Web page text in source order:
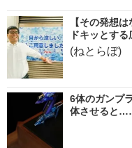
【その発想
ドキッとする
(ねとらぼ)
6体のガンプ
体させると